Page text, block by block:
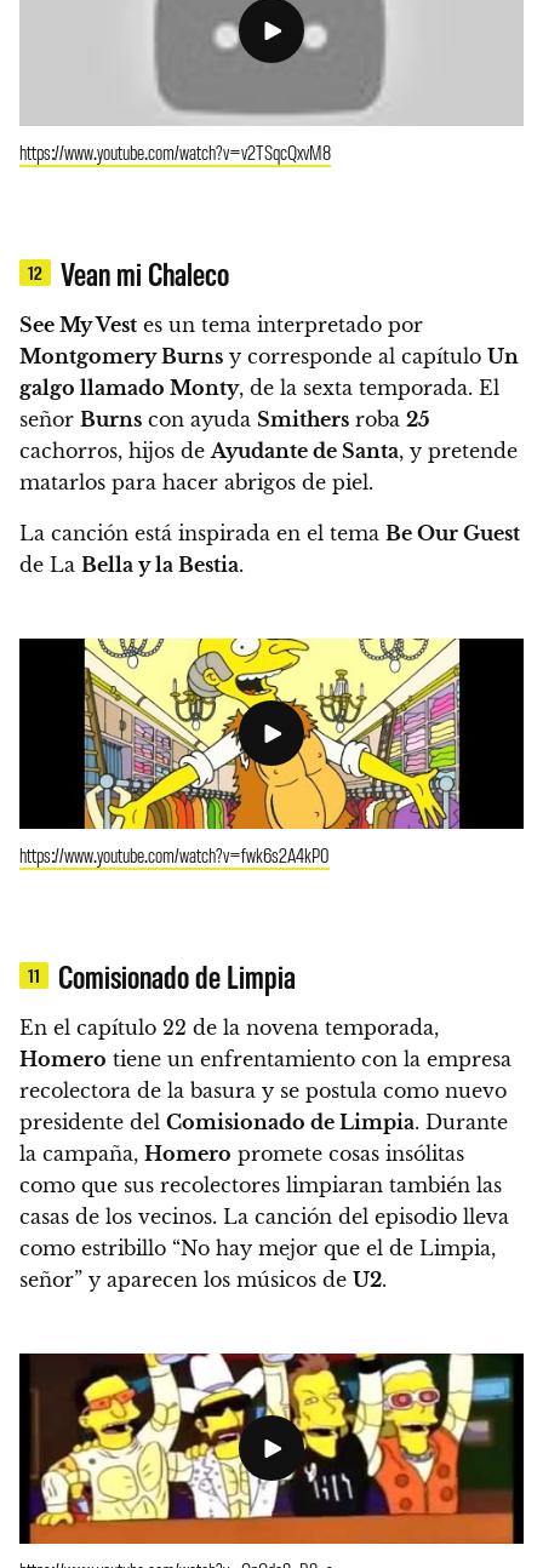
https://www.youtube.com/watch?v=v2TSqcQxvM8
12 Vean mi Chaleco
See My Vest es un tema interpretado por
Montgomery Burns y corresponde al capítulo Un
galgo llamado Monty, de la sexta temporada. El
señor Burns con ayuda Smithers roba 25
cachorros, hijos de Ayudante de Santa, y pretende
matarlos para hacer abrigos de piel.
La canción está inspirada en el tema Be Our Guest
de La Bella y la Bestia.
https://www.youtube.com/watch?v=fwk6s2A4kP0
11 Comisionado de Limpia
En el capítulo 22 de la novena temporada,
Homero tiene un enfrentamiento con la empresa
recolectora de la basura y se postula como nuevo
presidente del Comisionado de Limpia. Durante
la campaña, Homero promete cosas insólitas
como que sus recolectores limpiaran también las
casas de los vecinos. La canción del episodio lleva
como estribillo “No hay mejor que el de Limpia,
señor” y aparecen los músicos de U2.